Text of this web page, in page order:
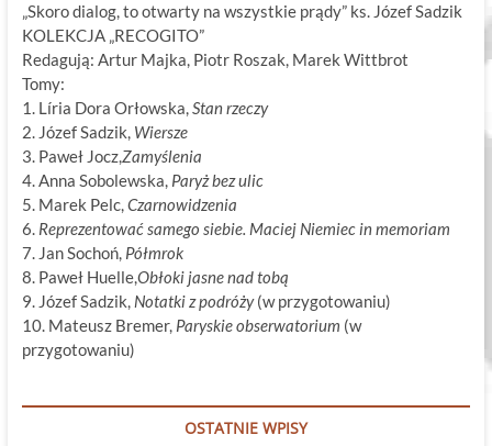
„Skoro dialog, to otwarty na wszystkie prądy” ks. Józef Sadzik
KOLEKCJA „RECOGITO”
Redagują: Artur Majka, Piotr Roszak, Marek Wittbrot
Tomy:
1. Líria Dora Orłowska,Stan rzeczy
2. Józef Sadzik, Wiersze
3. Paweł Jocz,Zamyślenia
4. Anna Sobolewska, Paryż bez ulic
5. Marek Pelc,Czarnowidzenia
6. Reprezentować samego siebie. Maciej Niemiec in memoriam
7. Jan Sochoń, Półmrok
8. Paweł Huelle,Obłoki jasne nad tobą
9. Józef Sadzik, Notatki z podróży(w przygotowaniu)
10. Mateusz Bremer, Paryskie obserwatorium (w
przygotowaniu)
OSTATNIE WPISY